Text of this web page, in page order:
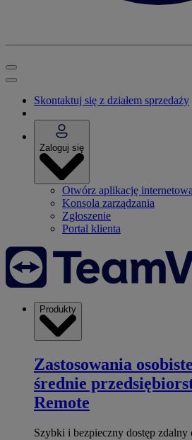
Skontaktuj się z działem sprzedaży
Zaloguj się
Otwórz aplikację internetową
Konsola zarządzania
Zgłoszenie
Portal klienta
Produkty
Zastosowania
średnie
Remote
Szybki i bezpieczny dostęp zdalny